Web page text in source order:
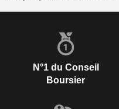
N°1 du Conseil
Boursier